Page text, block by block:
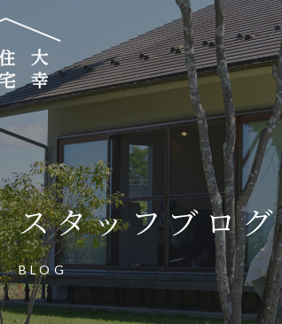
大幸住宅株式会社
〒504-0834
岐阜県各務原市那加昭南町88番地の3
大幸住宅可児工房
〒509-0203
岐阜県可児市下恵土3433番地652
スタッフブログ
BLOG